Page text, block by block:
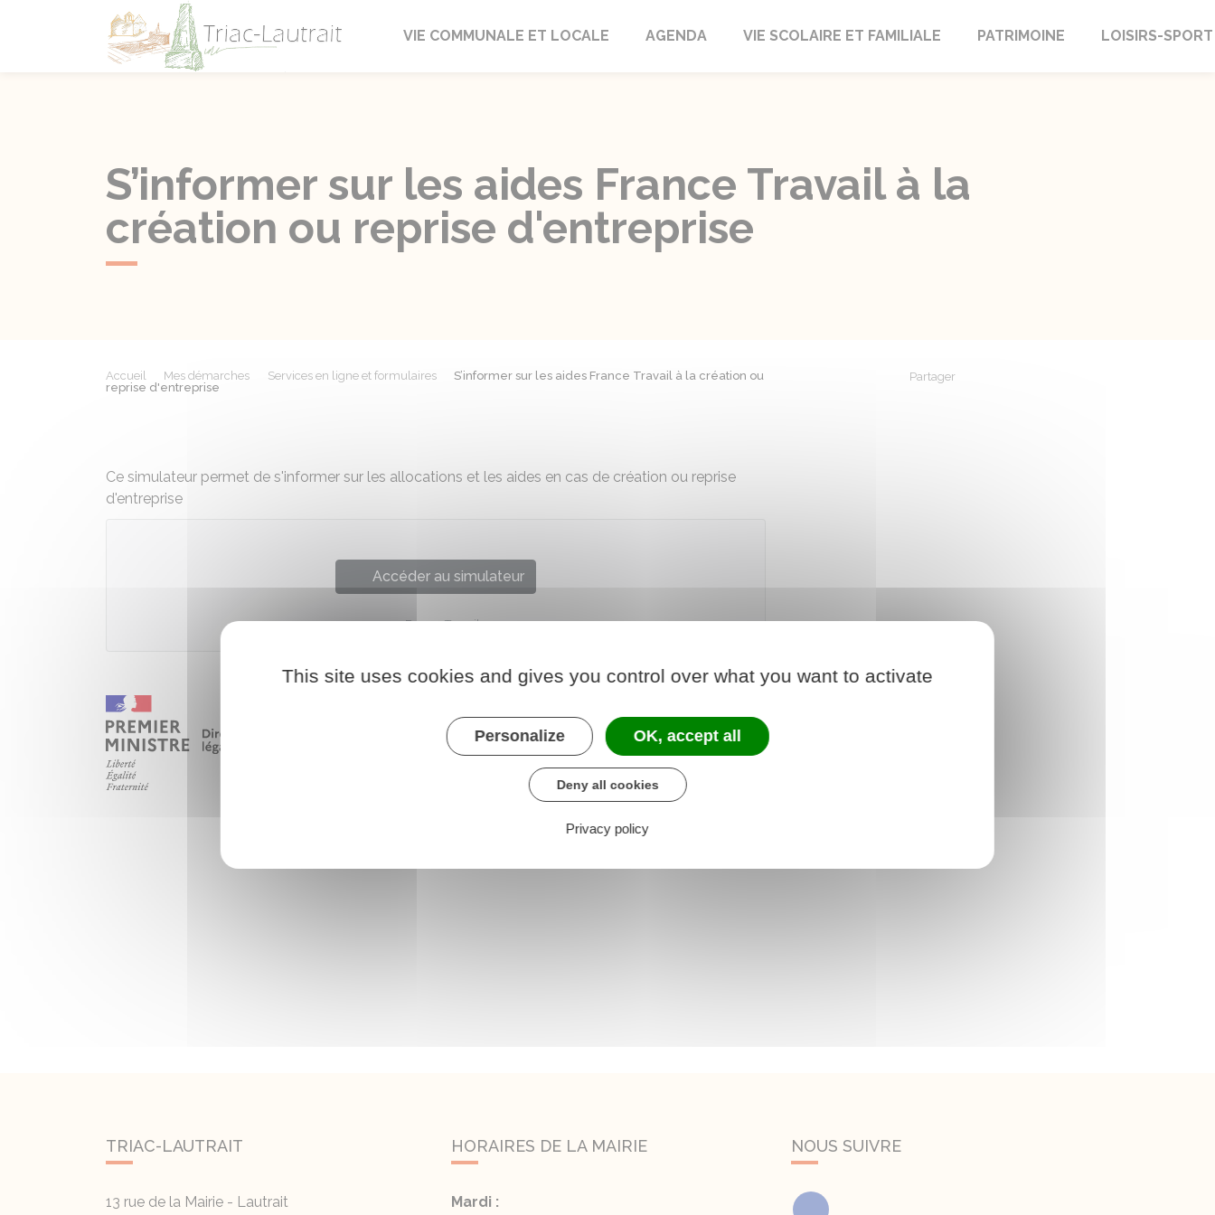
Triac-Lautrait
VIE COMMUNALE ET LOCALE AGENDA VIE SCOLAIRE ET FAMILIALE PATRIMOINE LOISIRS-SPORT
S’informer sur les aides France Travail à la
création ou reprise d'entreprise
Accueil Mes démarches Services en ligne et formulaires
S’informer sur les aides France Travail à la création ou
reprise d'entreprise
Partager
Ce simulateur permet de s'informer sur les allocations et les aides en cas de création ou reprise
d'entreprise
Accéder au simulateur
France Travail
TRIAC-LAUTRAIT
13 rue de la Mairie - Lautrait
HORAIRES DE LA MAIRIE
Mardi :
NOUS SUIVRE
This site uses cookies and gives you control over what you want to activate
Personalize OK, accept all
Deny all cookies
Privacy policy